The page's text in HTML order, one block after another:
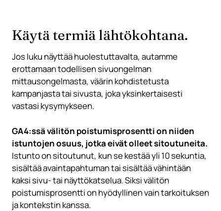
Käytä termiä lähtökohtana.
Jos luku näyttää huolestuttavalta, autamme
erottamaan todellisen sivuongelman
mittausongelmasta, väärin kohdistetusta
kampanjasta tai sivusta, joka yksinkertaisesti
vastasi kysymykseen.
GA4:ssä välitön poistumisprosentti on niiden
istuntojen osuus, jotka eivät olleet sitoutuneita.
Istunto on sitoutunut, kun se kestää yli 10 sekuntia,
sisältää avaintapahtuman tai sisältää vähintään
kaksi sivu- tai näyttökatselua. Siksi välitön
poistumisprosentti on hyödyllinen vain tarkoituksen
ja kontekstin kanssa.